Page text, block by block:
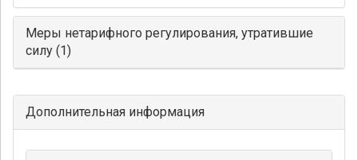
Меры нетарифного регулирования, утратившие
силу (1)
Дополнительная информация